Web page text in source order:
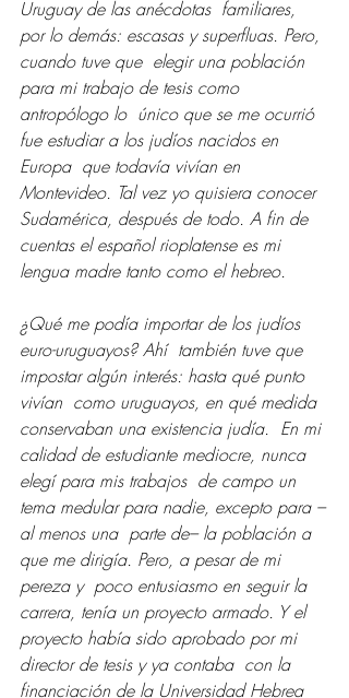
Uruguay de las anécdotas  familiares,
por lo demás: escasas y superfluas. Pero,
cuando tuve que  elegir una población
para mi trabajo de tesis como
antropólogo lo  único que se me ocurrió
fue estudiar a los judíos nacidos en
Europa  que todavía vivían en
Montevideo. Tal vez yo quisiera conocer
Sudamérica, después de todo. A fin de
cuentas el español rioplatense es mi
lengua madre tanto como el hebreo.
¿Qué me podía importar de los judíos
euro-uruguayos? Ahí  también tuve que
impostar algún interés: hasta qué punto
vivían  como uruguayos, en qué medida
conservaban una existencia judía.  En mi
calidad de estudiante mediocre, nunca
elegí para mis trabajos  de campo un
tema medular para nadie, excepto para –
al menos una  parte de– la población a
que me dirigía. Pero, a pesar de mi
pereza y  poco entusiasmo en seguir la
carrera, tenía un proyecto armado. Y el
proyecto había sido aprobado por mi
director de tesis y ya contaba  con la
financiación de la Universidad Hebrea